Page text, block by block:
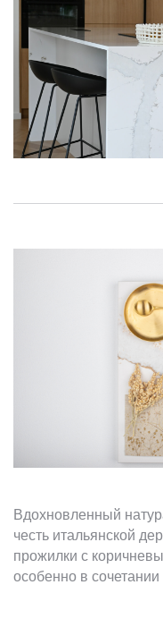
Вдохновленный
честь итальянской
прожилки с
особенно в